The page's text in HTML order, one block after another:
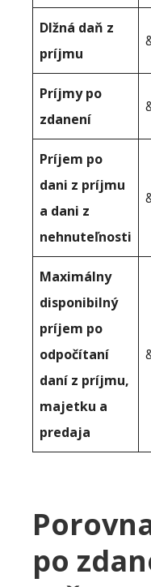
Dlžná daň z
príjmu
Príjmy po
zdanení
Príjem po
dani z príjmu
a dani z
nehnuteľnosti
Maximálny
disponibilný
príjem po
odpočítaní
daní z príjmu,
majetku a
predaja
po